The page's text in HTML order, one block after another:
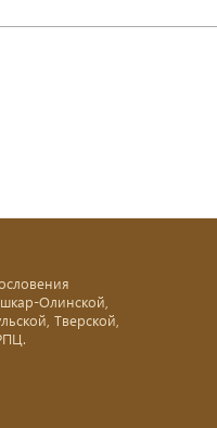
Олинской,
Тверской,